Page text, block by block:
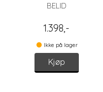
BELID
1.398,-
Ikke på lager
Kjøp